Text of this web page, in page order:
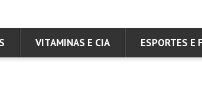
VITAMINAS E CIA ESPORTES E